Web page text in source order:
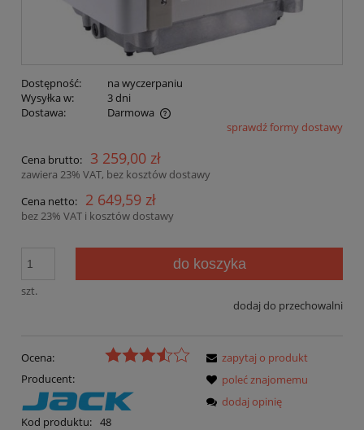
Dostępność:
na wyczerpaniu
Wysyłka w:
3 dni
Dostawa:
Darmowa
Cena nie zawiera ewentualnych kosztów płatnościsprawdź formy dostawy
Cena brutto: 3 259,00 zł
zawiera 23% VAT, bez kosztów dostawy
Cena netto:
2 649,59 zł
bez 23% VAT i kosztów dostawy
szt.
do koszyka
dodaj do przechowalni
Ocena:
Producent:
Kod produktu: 48
zapytaj o produkt
poleć znajomemu
dodaj opinię